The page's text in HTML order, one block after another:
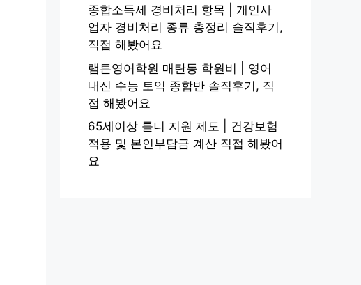
종합소득세 경비처리 항목 | 개인사
업자 경비처리 종류 총정리 솔직후기,
직접 해봤어요
램튼영어학원 매탄동 학원비 | 영어
내신 수능 토익 종합반 솔직후기, 직
접 해봤어요
65세이상 틀니 지원 제도 | 건강보험
적용 및 본인부담금 계산 직접 해봤어
요